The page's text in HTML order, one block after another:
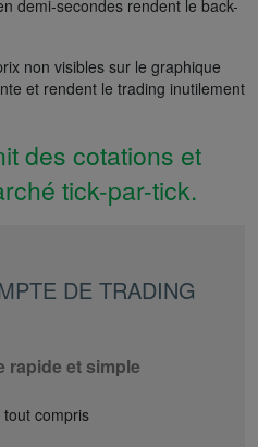
demi-secondes rendent le back-
non visibles sur le graphique
et rendent le trading inutilement
des cotations et
tick-par-tick.
DE TRADING
rapide et simple
compris